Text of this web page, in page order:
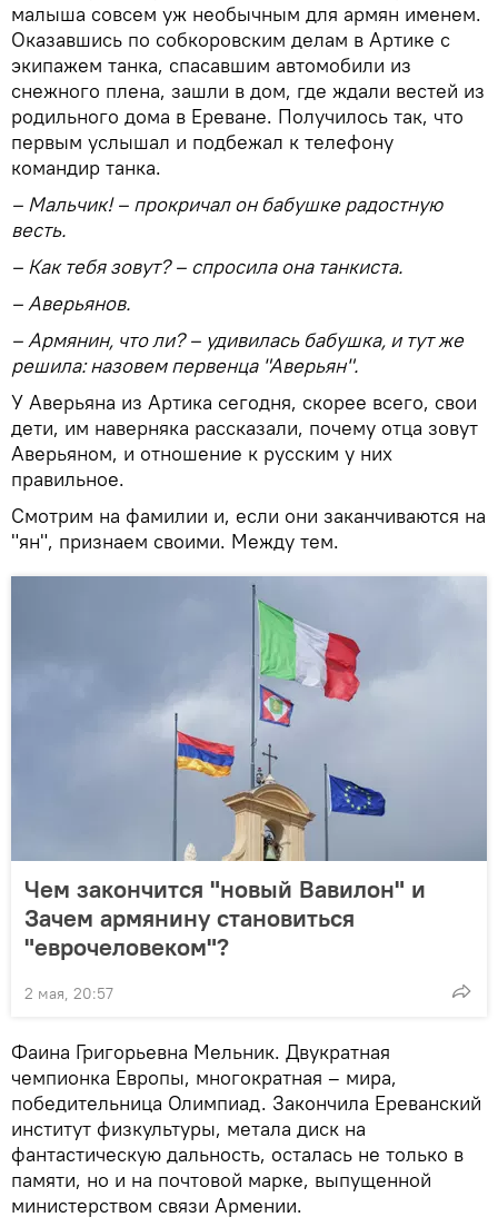
малыша совсем уж необычным для армян именем.
Оказавшись по собкоровским делам в Артике с
экипажем танка, спасавшим автомобили из
снежного плена, зашли в дом, где ждали вестей из
родильного дома в Ереване. Получилось так, что
первым услышал и подбежал к телефону
командир танка.
– Мальчик! – прокричал он бабушке радостную
весть.
– Как тебя зовут? – спросила она танкиста.
– Аверьянов.
– Армянин, что ли? – удивилась бабушка, и тут же
решила: назовем первенца "Аверьян".
У Аверьяна из Артика сегодня, скорее всего, свои
дети, им наверняка рассказали, почему отца зовут
Аверьяном, и отношение к русским у них
правильное.
Смотрим на фамилии и, если они заканчиваются на
"ян", признаем своими. Между тем.
Чем закончится "новый Вавилон" и
Зачем армянину становиться
"еврочеловеком"?
2 мая, 20:57
Фаина Григорьевна Мельник. Двукратная
чемпионка Европы, многократная – мира,
победительница Олимпиад. Закончила Ереванский
институт физкультуры, метала диск на
фантастическую дальность, осталась не только в
памяти, но и на почтовой марке, выпущенной
министерством связи Армении.